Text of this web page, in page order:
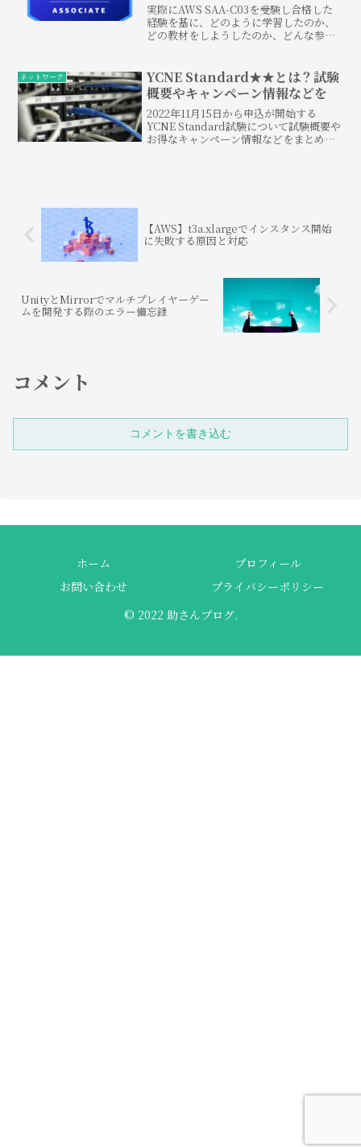
実際にAWS SAA-C03を受験し合格した
経験を基に、どのように学習したのか、
どの教材をしようしたのか、どんな参考
概要で重要な箇所やサンプル問題をご紹
介しております。AWS SAA-C03のレベル
感や重要な学習内容をお伝え出来れば幸
いです。
ネットワーク
YCNE Standard★★とは？試験
概要やキャンペーン情報などを
2022年11月15日から申込が開始する
YCNE Standard試験について試験概要や
お得なキャンペーン情報などをまとめま
【AWS】t3a.xlargeでインスタンス開始
に失敗する原因と対応
UnityとMirrorでマルチプレイヤーゲー
ムを開発する際のエラー備忘録
コメント
コメントを書き込む
ホーム
プロフィール
お問い合わせ
プライバシーポリシー
© 2022 助さんプログ.